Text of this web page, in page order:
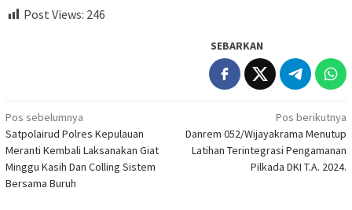
Post Views: 246
SEBARKAN
Navigasi
pos
Pos sebelumnya
Satpolairud Polres Kepulauan
Meranti Kembali Laksanakan Giat
Minggu Kasih Dan Colling Sistem
Bersama Buruh
Pos berikutnya
Danrem 052/Wijayakrama Menutup
Latihan Terintegrasi Pengamanan
Pilkada DKI T.A. 2024.